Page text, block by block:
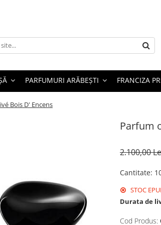
PARFUMURI ARĂBEȘTI FRANCIZA
Bois D' Encens
Parfum
2.100,00
Cantitate:
STOC
Durata de
Cod Produs: